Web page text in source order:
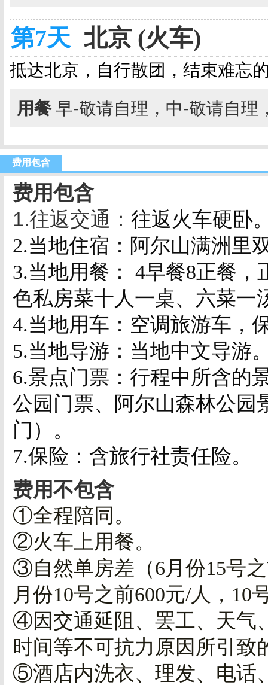
第7天 北京 (火车)
抵达北京，自行散团，结束难忘
用餐 早-敬请自理，中-敬请自理
费用包含
费用包含
1.往返交通： 往返火车硬卧
2.当地住宿：阿尔山满洲里
3.当地用餐： 4早餐8正餐，
色私房菜十人一桌、六菜一
4.当地用车：空调旅游车，
5.当地导游：当地中文导游
6.景点门票：行程中所含的
公园门票、阿尔山森林公园
门）。
7.保险：含旅行社责任险。
费用不包含
①全程陪同。
②火车上用餐。
③自然单房差（6月份15号
月份10号之前600元/人，10
④因交通延阻、罢工、天气
时间等不可抗力原因所引致
⑤酒店内洗衣、理发、电话